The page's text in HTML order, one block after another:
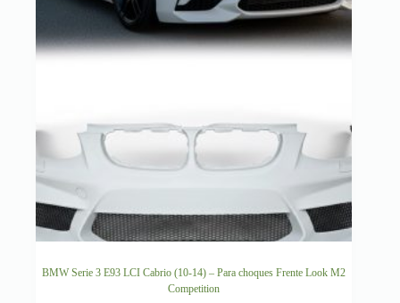
BMW Serie 3 E93 LCI Cabrio (10-14) – Para choques Frente Look M2
Competition